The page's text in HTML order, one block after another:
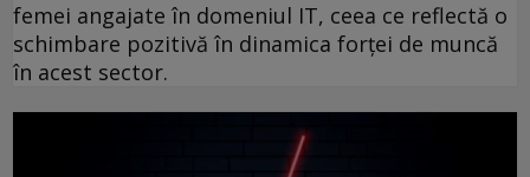
femei angajate în domeniul IT, ceea ce reflectă o
schimbare pozitivă în dinamica forței de muncă
în acest sector.